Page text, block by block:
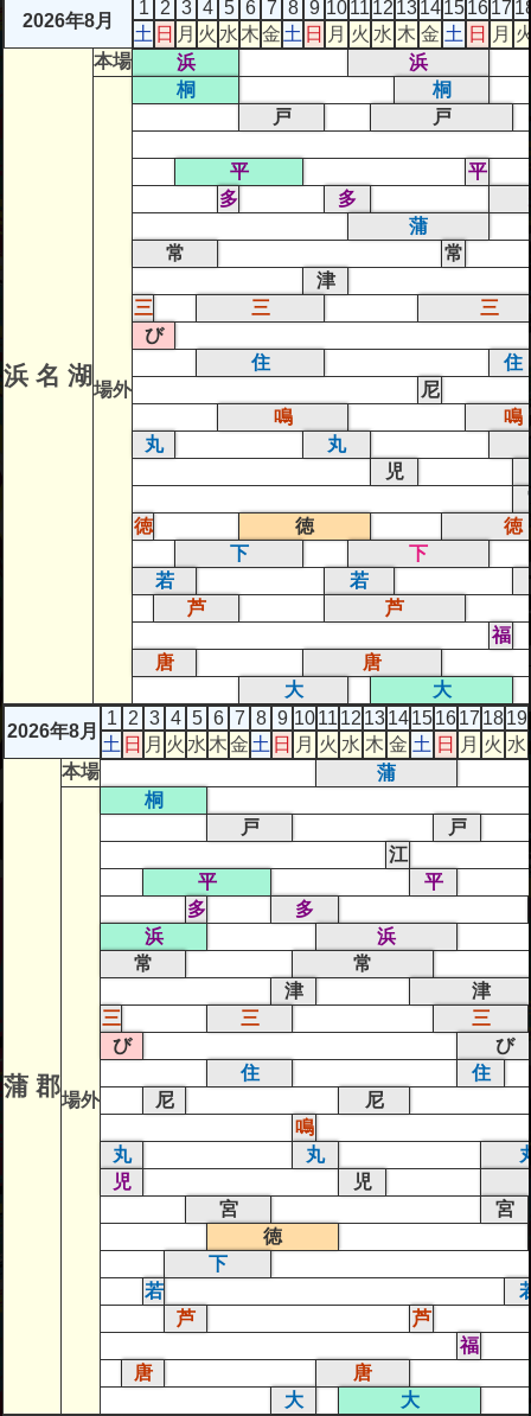
2026年8月
1 2 3 4 5 6 7 8 9 1011 12 1314151617
土 日 月 火 水 木金 土 日 月 火 水 木 金 土 日 月
浜 名 湖
本場 浜 浜
場外
桐
桐
戸
戸
平
平
多
多
蒲
常
常
津
三
三
三
び
住
住
尼
鳴
鳴
丸
丸
児
徳
徳
徳
下
下
若
若
芦
芦
福
唐
唐
大
大
2026年8月
1 2 3 4 5 6 7 8 9 1011 12 1314151617 1819
土 日 月 火 水 木金 土 日 月 火 水 木 金 土 日 月 火 水
蒲 郡
本場 蒲
場外
桐
戸
戸
江
平
平
多
多
浜
浜
常
常
津
津
三
三
三
び
び
住
住
尼
尼
鳴
丸
丸
児
児
宮
宮
徳
下
若
芦
芦
福
唐
唐
大
大